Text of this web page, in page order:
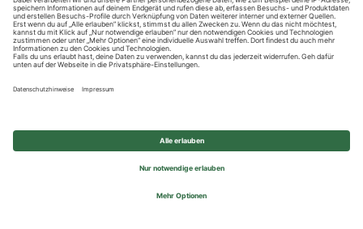
Impressum
Privatsphäre-Einstellungen
© 2026 REWE Group - All rights reserved